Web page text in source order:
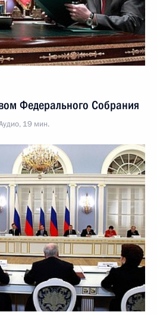
Федерального Собрания
19 мин.